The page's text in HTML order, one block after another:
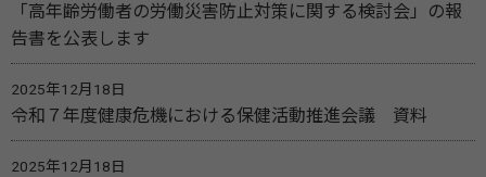
「高年齢労働者の労働災害防止対策に関する検討会」の報
告書を公表します
2025年12月18日
令和７年度健康危機における保健活動推進会議 資料
2025年12月18日